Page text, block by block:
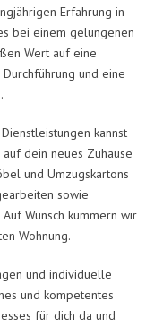
Erfahrung in
bei einem gelungenen
Wert auf eine
und eine
kannst
dein neues Zuhause
und Umzugskartons
sowie
Wunsch kümmern wir
Wohnung.
und individuelle
und kompetentes
für dich da und